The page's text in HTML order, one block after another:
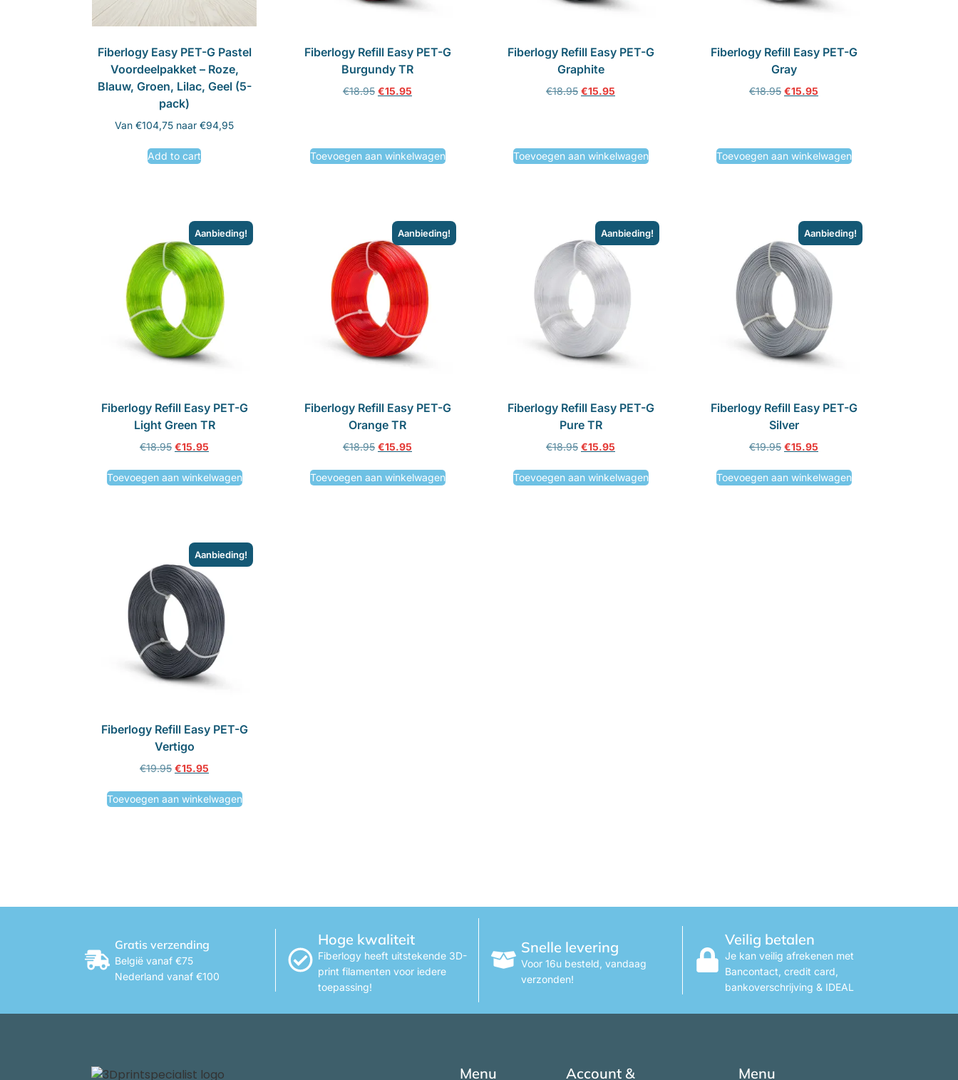
Fiberlogy Easy PET-G Pastel
Voordeelpakket – Roze,
Blauw, Groen, Lilac, Geel (5-
pack)
Van €104,75 naar €94,95
Add to cart
Fiberlogy Refill Easy PET-G
Burgundy TR
€18.95 €15.95
Toevoegen aan winkelwagen
Fiberlogy Refill Easy PET-G
Graphite
€18.95 €15.95
Toevoegen aan winkelwagen
Fiberlogy Refill Easy PET-G
Gray
€18.95 €15.95
Toevoegen aan winkelwagen
Aanbieding!
Fiberlogy Refill Easy PET-G
Light Green TR
€18.95 €15.95
Toevoegen aan winkelwagen
Aanbieding!
Fiberlogy Refill Easy PET-G
Orange TR
€18.95 €15.95
Toevoegen aan winkelwagen
Aanbieding!
Fiberlogy Refill Easy PET-G
Pure TR
€18.95 €15.95
Toevoegen aan winkelwagen
Aanbieding!
Fiberlogy Refill Easy PET-G
Silver
€19.95 €15.95
Toevoegen aan winkelwagen
Aanbieding!
Fiberlogy Refill Easy PET-G
Vertigo
€19.95 €15.95
Toevoegen aan winkelwagen
Gratis verzending
België vanaf €75
Nederland vanaf €100
Hoge kwaliteit
Fiberlogy heeft uitstekende 3D-
print filamenten voor iedere
toepassing!
Snelle levering
Voor 16u besteld, vandaag
verzonden!
Veilig betalen
Je kan veilig afrekenen met
Bancontact, credit card,
bankoverschrijving & IDEAL
Menu
Account &
Menu